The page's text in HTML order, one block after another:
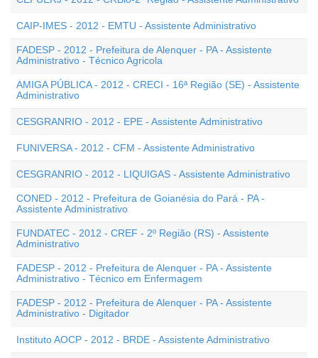
CAIP-IMES - 2012 - EMTU - Assistente Administrativo
FADESP - 2012 - Prefeitura de Alenquer - PA - Assistente
Administrativo - Técnico Agricola
AMIGA PÚBLICA - 2012 - CRECI - 16ª Região (SE) - Assistente
Administrativo
CESGRANRIO - 2012 - EPE - Assistente Administrativo
FUNIVERSA - 2012 - CFM - Assistente Administrativo
CESGRANRIO - 2012 - LIQUIGAS - Assistente Administrativo
CONED - 2012 - Prefeitura de Goianésia do Pará - PA -
Assistente Administrativo
FUNDATEC - 2012 - CREF - 2º Região (RS) - Assistente
Administrativo
FADESP - 2012 - Prefeitura de Alenquer - PA - Assistente
Administrativo - Técnico em Enfermagem
FADESP - 2012 - Prefeitura de Alenquer - PA - Assistente
Administrativo - Digitador
Instituto AOCP - 2012 - BRDE - Assistente Administrativo